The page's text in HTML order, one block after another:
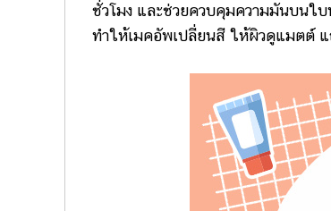
ชั่วโมง และช่วยควบคุมความมันบนใบ
ทำให้เมคอัพเปลี่ยนสี ให้ผิวดูแมตต์